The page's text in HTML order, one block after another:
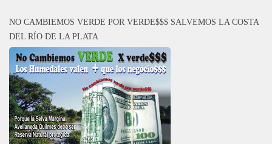
NO CAMBIEMOS VERDE POR VERDE$$$ SALVEMOS LA COSTA
DEL RÍO DE LA PLATA